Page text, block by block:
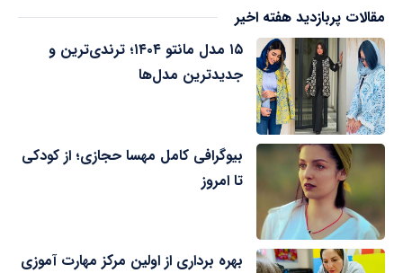
مقالات پربازدید هفته اخیر
۱۵ مدل مانتو ۱۴۰۴؛ ترندی‌ترین و
جدیدترین مدل‌ها
بیوگرافی کامل مهسا حجازی؛ از کودکی
تا امروز
بهره برداری از اولین مرکز مهارت آموزی